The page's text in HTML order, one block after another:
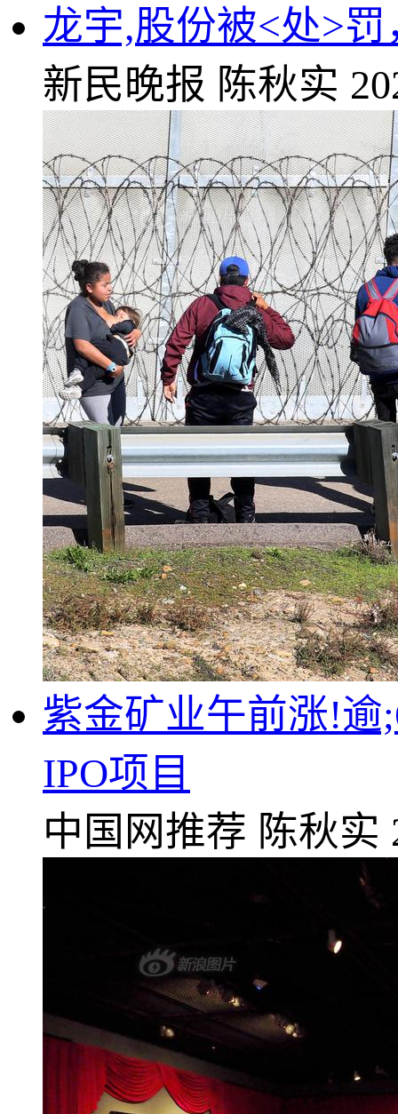
龙宇,股份被<处>
新民晚报 陈秋实
紫金矿业午前涨!逾
IPO项目
中国网推荐 陈秋实